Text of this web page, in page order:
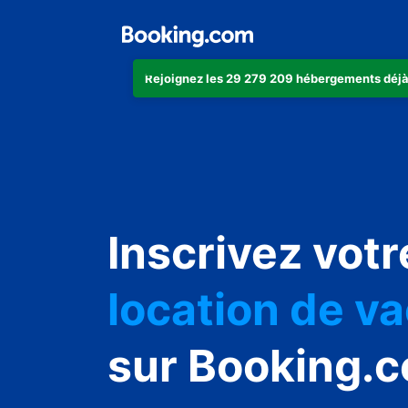
Rejoignez les 29 279 209 hébergements
Inscrivez
hôtel
location de
auberge de
sur